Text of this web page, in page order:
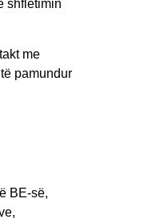
shfletimin
me
pamundur
BE-së,